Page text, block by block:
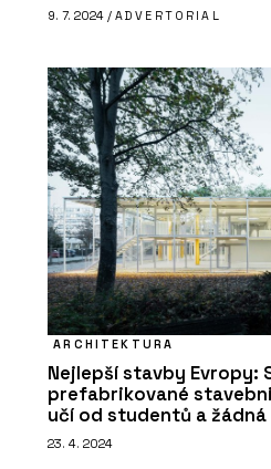
9. 7. 2024 / ADVERTORIAL
ARCHITEKTURA
Nejlepší stavby Evropy:
prefabrikované
učí od studentů a
23. 4. 2024